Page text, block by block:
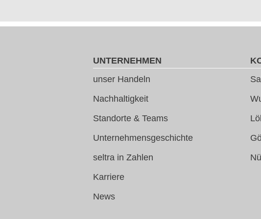
UNTERNEHMEN
unser Handeln
Nachhaltigkeit
Standorte & Teams
Unternehmensgeschichte
seltra in Zahlen
Karriere
News